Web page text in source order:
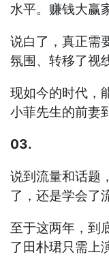
水平。赚钱大赢
说白了，真正需
氛围、转移了视
现如今的时代，
小菲先生的前妻
03.
说到流量和话题
了，还是学会了
至于这两年，到
了田朴珺只需上